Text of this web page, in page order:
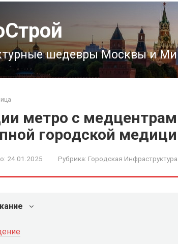
шедевры Москвы и
метро с
городской
24.01.2025 Рубрика: Городская Инфраструктура